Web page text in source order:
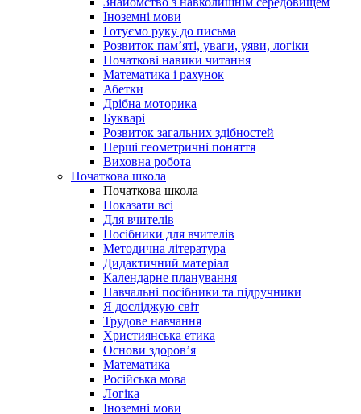
Іноземні мови
Готуємо руку до письма
Розвиток пам’яті, уваги, уяви, логіки
Початкові навики читання
Математика і рахунок
Абетки
Дрібна моторика
Букварі
Розвиток загальних здібностей
Перші геометричні поняття
Виховна робота
Початкова школа
Початкова школа
Показати всі
Для вчителів
Посібники для вчителів
Методична література
Дидактичний матеріал
Календарне планування
Навчальні посібники та підручники
Я досліджую світ
Трудове навчання
Християнська етика
Основи здоров’я
Математика
Російська мова
Логіка
Іноземні мови